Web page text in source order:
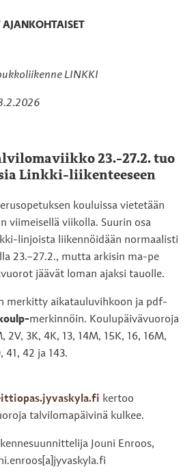
LINKKI
23.-27.2. tuo
Linkki-liikenteeseen
kouluissa vietetään
viimeisellä viikolla. Suurin osa
linjoista liikennöidään normaalisti
23.–27.2., mutta arkisin ma-pe
jäävät loman ajaksi tauolle.
merkitty aikatauluvihkoon ja pdf-
koulp-merkinnöin. Koulupäivävuoroja
3K, 4K, 13, 14M, 15K, 16, 16M,
41, 42 ja 143.
kertoo
talvilomapäivinä kulkee.
Jouni Enroos,